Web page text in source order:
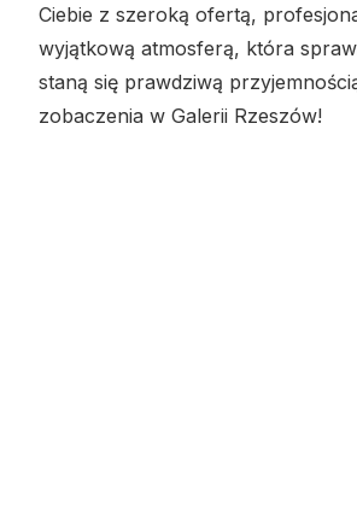
Ciebie z szeroką ofertą,
wyjątkową atmosferą, która
staną się prawdziwą
zobaczenia w Galerii Rzeszów!